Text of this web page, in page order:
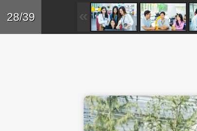
28/39 Trở lại